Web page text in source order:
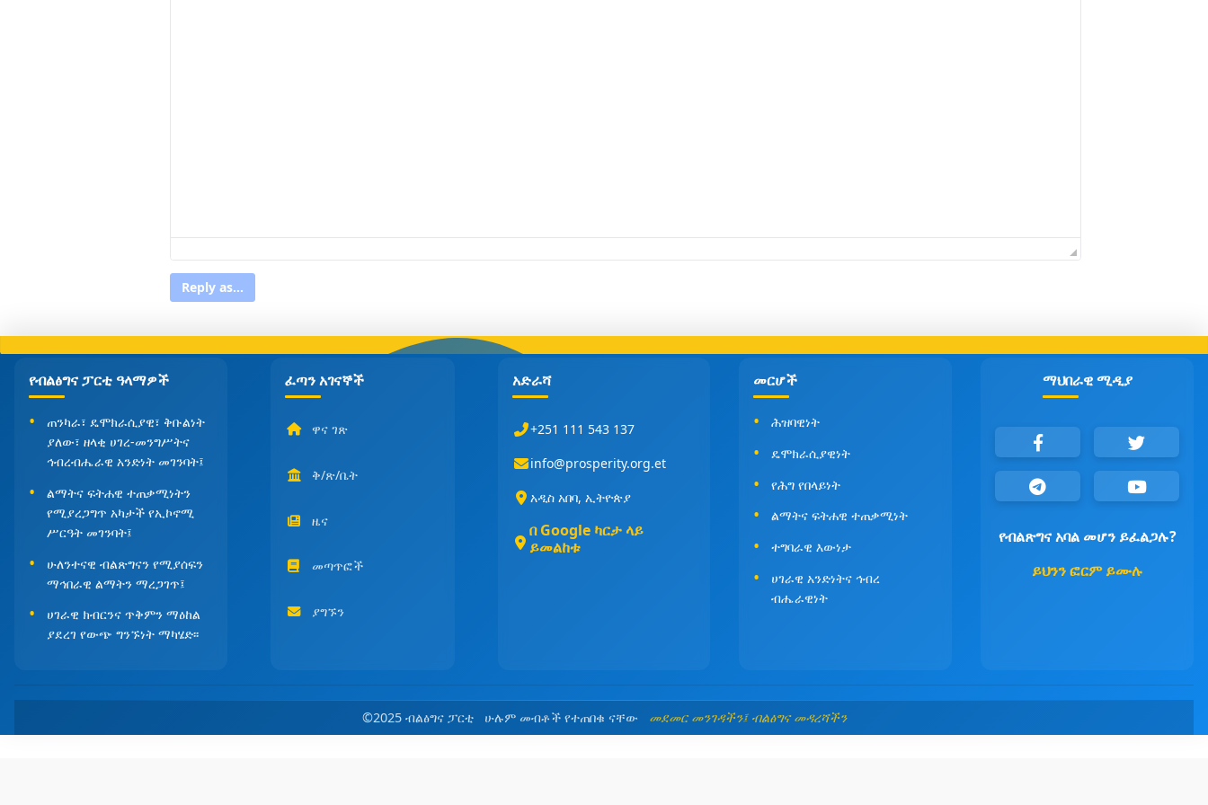
Reply as...
የብልፅግና ፓርቲ ዓላማዎች
ጠንካራ፣ ዴሞክራሲያዊ፣ ቅቡልነት
ያለው፣ ዘላቂ ሀገረ-መንግሥትና
ኅብረብሔራዊ አንድነት መገንባት፤
ልማትና ፍትሐዊ ተጠቃሚነትን
የሚያረጋግጥ አካታች የኢኮኖሚ
ሥርዓት መገንባት፤
ሁለንተናዊ ብልጽግናን የሚያሰፍን
ማኅበራዊ ልማትን ማረጋገጥ፤
ሀገራዊ ክብርንና ጥቅምን ማዕከል
ያደረገ የውጭ ግንኙነት ማካሄድ፡፡
ፈጣን አገናኞች
ዋና ገጽ
ቅ/ጽ/ቤት
ዜና
መጣጥፎች
ያግኙን
አድራሻ
+251 111 543 137
info@prosperity.org.et
አዲስ አበባ, ኢትዮጵያ
በ Google ካርታ ላይ
ይመልከቱ
መርሆች
ሕዝባዊነት
ዴሞክራሲያዊነት
የሕግ የበላይነት
ልማትና ፍትሐዊ ተጠቃሚነት
ተግባራዊ እውነታ
ሀገራዊ አንድነትና ኅብረ
ብሔራዊነት
ማህበራዊ ሚዲያ
የብልጽግና አባል መሆን ይፈልጋሉ?
ይህንን ፎርም ይሙሉ
©2025 ብልፅግና ፓርቲ ሁሉም መብቶች የተጠበቁ ናቸው መደመር መንገዳችን፤ ብልፅግና መዳረሻችን